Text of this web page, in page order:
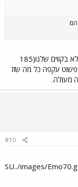
הם
הם לא נוסעות וגם כבר ממזמן לא בקווים שלנו(185
ושות).אגב לפני יומיים ה2319 פשוט עקפה כל מה שזז
מעולה.
#10
SU../images/